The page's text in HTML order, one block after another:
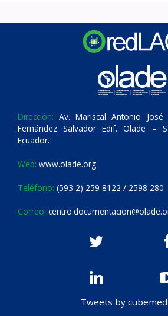
Dirección: Av. Mariscal Antonio
Fernández Salvador Edif. Olade –
Ecuador.
Web: www.olade.org
Teléfono: (593 2) 259 8122 / 2598 280
Correo:
Tweets by